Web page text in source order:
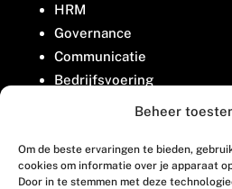
Beheer
Om de beste ervaringen te bieden,
cookies om informatie over je apparaat
Door in te stemmen met deze
HRM
Governance
Communicatie
Bedrijfsvoering
Belangenbehartiging
Contact